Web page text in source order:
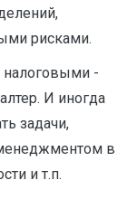
рисками.
налоговыми
И иногда
задачи,
в
и т.п.